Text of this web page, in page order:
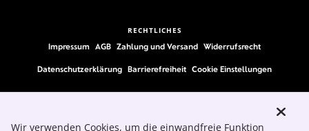
RECHTLICHES
Impressum AGB Zahlung und Versand Widerrufsrecht
Datenschutzerklärung Barrierefreiheit Cookie Einstellungen
Wir verwenden Cookies, um die einwandfreie Funktion